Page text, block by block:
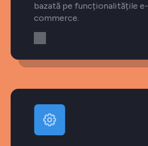
bazată pe funcționalitățile e-
commerce.